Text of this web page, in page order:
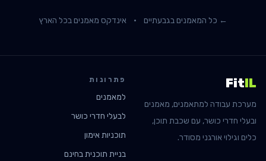
← כל המאמנים בגבעתיים · אינדקס מאמנים בכל הארץ
FitIL
מערכת עבודה למתאמנים, מאמנים
ובעלי חדרי כושר, עם שכבת תוכן,
כלים וגילוי אורגני מסודר.
פתרונות
למאמנים
לבעלי חדרי כושר
תוכניות אימון
בניית תוכנית בחינם